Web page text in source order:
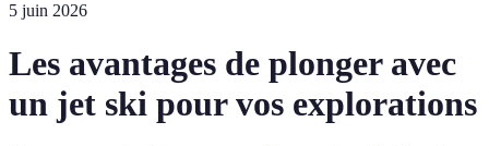
5 juin 2026
Les avantages de plonger avec
un jet ski pour vos explorations